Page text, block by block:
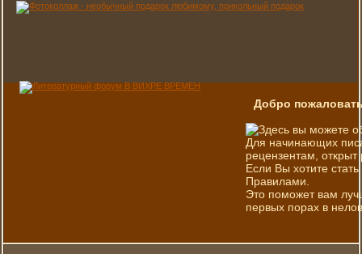
Добро
Здесь вы можете
Для начинающих
рецензентам, открыт
Если Вы хотите
Правилами.
Это поможет вам
первых порах в